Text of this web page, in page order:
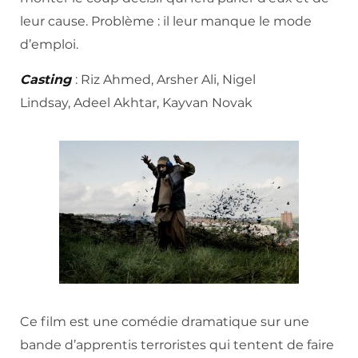
leur cause. Problème : il leur manque le mode
d’emploi.
Casting : Riz Ahmed, Arsher Ali, Nigel
Lindsay, Adeel Akhtar, Kayvan Novak
Ce film est une comédie dramatique sur une
bande d’apprentis terroristes qui tentent de faire